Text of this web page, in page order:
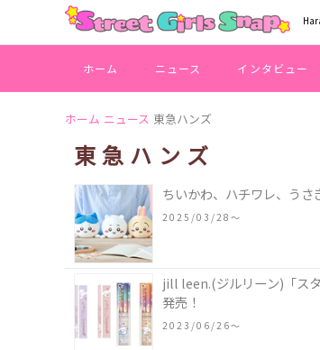
ホーム ニュース インタビュー
ホーム ニュース 東急ハンズ
東急ハンズ
ちいかわ、ハチワレ、う
2025/03/28〜
jill leen.(ジルリーン)「ス
発売！
2023/06/26〜